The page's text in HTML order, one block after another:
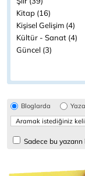
Kitap (16)
Kişisel Gelişim (4)
Kültür - Sanat (4)
Güncel (3)
Bloglarda
Sadece bu